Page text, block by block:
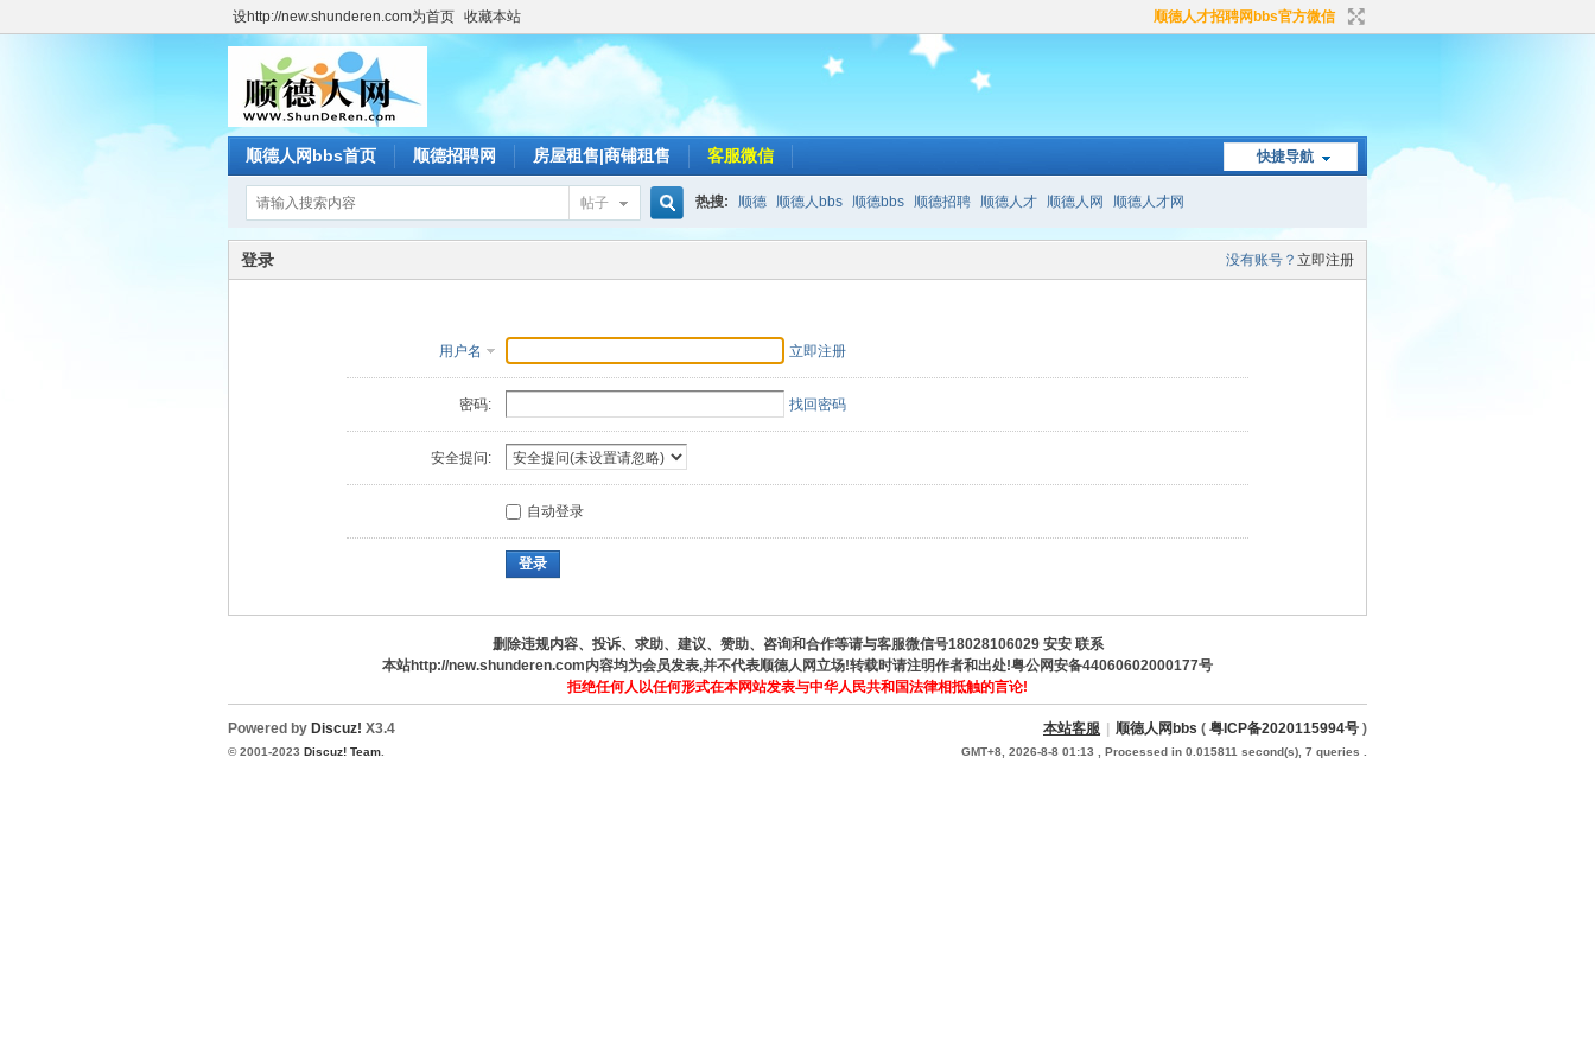
设http://new.shunderen.com为首页 收藏本站 顺德人才招聘网bbs官方微信
快捷导航
顺德人网bbs首页 顺德招聘网 房屋租售|商铺租售 客服微信
帖子
搜
索
热搜: 顺德 顺德人bbs 顺德bbs 顺德招聘 顺德人才 顺德人网 顺德人才网
没有账号？ 立即注册
登录
用户名 立即注册
密码: 找回密码
安全提问:
自动登录
登录
删除违规内容、投诉、求助、建议、赞助、咨询和合作等请与客服微信号18028106029 安安 联系
本站http://new.shunderen.com内容均为会员发表,并不代表顺德人网立场!转载时请注明作者和出处!粤公网安备44060602000177号
拒绝任何人以任何形式在本网站发表与中华人民共和国法律相抵触的言论!
本站客服 顺德人网bbs ( 粤ICP备2020115994号 )
GMT+8, 2026-8-8 01:13 , Processed in 0.015811 second(s), 7 queries .
Powered by Discuz! X3.4
© 2001-2023 Discuz! Team